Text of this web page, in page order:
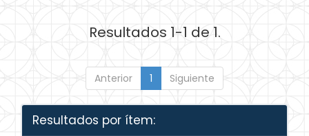
Resultados 1-1 de 1.
Anterior 1 Siguiente
Resultados por ítem: